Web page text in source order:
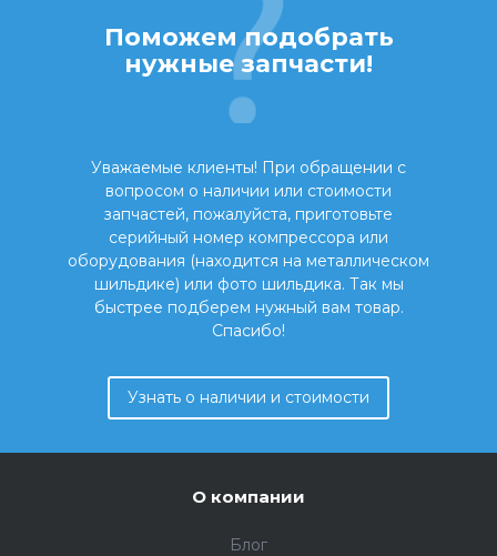
Поможем подобрать
нужные запчасти!
Уважаемые клиенты! При обращении с
вопросом о наличии или стоимости
запчастей, пожалуйста, приготовьте
серийный номер компрессора или
оборудования (находится на металлическом
шильдике) или фото шильдика. Так мы
быстрее подберем нужный вам товар.
Спасибо!
Узнать о наличии и стоимости
О компании
Блог